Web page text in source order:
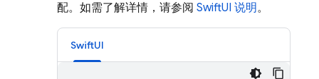
配。如需了解详情，请参阅 SwiftUI 说明。
SwiftUI